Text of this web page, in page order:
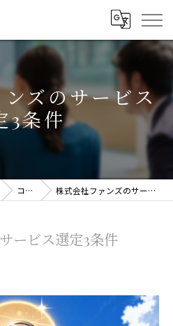
ズのサービス
3条件
コラム 株式会社ファンズのサービス選定3条件
ービス選定3条件